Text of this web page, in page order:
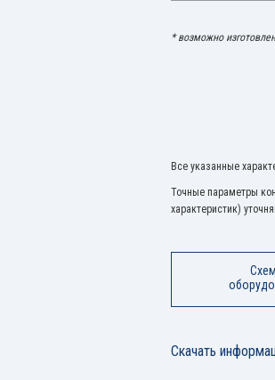
* возможно
Все указанные
Точные параметры
характеристик)
Скачать